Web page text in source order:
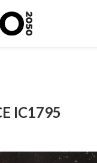
IC1795